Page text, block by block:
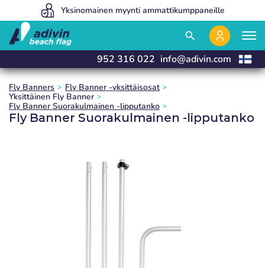
Valmistamme ja toimitamme 24 tunnissa
Yksinomainen myynti ammattikumppaneille
Hintamme ovat niin alhaiset, koska myymme 100% verkossa
search
952 316 022 info@adivin.com
Fly Banners
Fly Banner -yksittäisosat
Yksittäinen Fly Banner
Fly Banner Suorakulmainen -lipputanko
Fly Banner Suorakulmainen -lipputanko